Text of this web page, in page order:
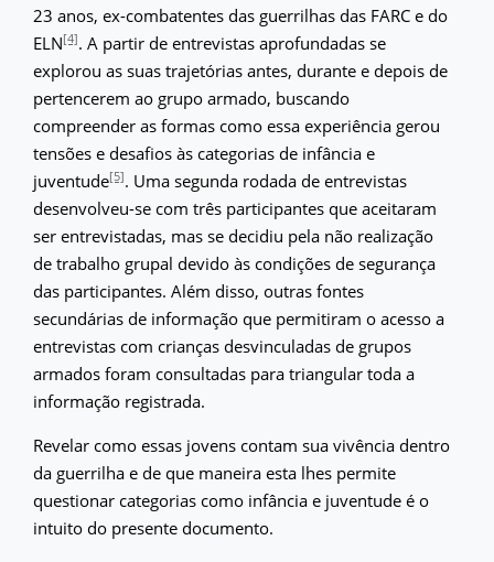
23 anos, ex-combatentes das guerrilhas das FARC e do
ELN[4]. A partir de entrevistas aprofundadas se
explorou as suas trajetórias antes, durante e depois de
pertencerem ao grupo armado, buscando
compreender as formas como essa experiência gerou
tensões e desafios às categorias de infância e
juventude[5]. Uma segunda rodada de entrevistas
desenvolveu-se com três participantes que aceitaram
ser entrevistadas, mas se decidiu pela não realização
de trabalho grupal devido às condições de segurança
das participantes. Além disso, outras fontes
secundárias de informação que permitiram o acesso a
entrevistas com crianças desvinculadas de grupos
armados foram consultadas para triangular toda a
informação registrada.
Revelar como essas jovens contam sua vivência dentro
da guerrilha e de que maneira esta lhes permite
questionar categorias como infância e juventude é o
intuito do presente documento.